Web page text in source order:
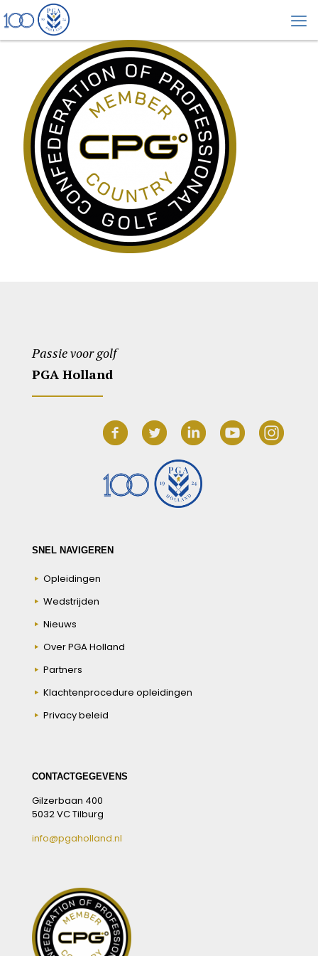
Passie voor golf
PGA Holland
SNEL NAVIGEREN
Opleidingen
Wedstrijden
Nieuws
Over PGA Holland
Partners
Klachtenprocedure opleidingen
Privacy beleid
CONTACTGEGEVENS
Gilzerbaan 400
5032 VC Tilburg
info@pgaholland.nl